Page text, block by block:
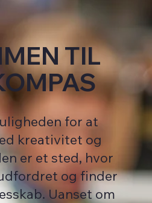
TIL
for at
kreativitet og
er et sted, hvor
og finder
Uanset om